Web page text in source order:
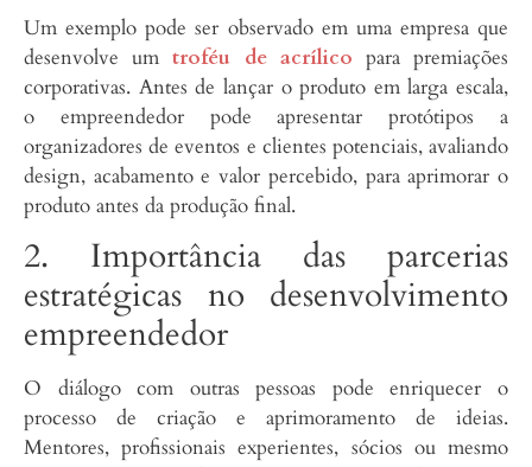
Um exemplo pode ser observado em uma empresa que
desenvolve umtroféu de acrílico para premiações
corporativas. Antes de lançar o produto em larga escala,
o empreendedor pode apresentar protótipos a
organizadores de eventos e clientes potenciais, avaliando
design, acabamento e valor percebido, para aprimorar o
produto antes da produção final.
2. Importância das parcerias
estratégicas no desenvolvimento
empreendedor
O diálogo com outras pessoas pode enriquecer o
processo de criação e aprimoramento de ideias.
Mentores, profissionais experientes, sócios ou mesmo